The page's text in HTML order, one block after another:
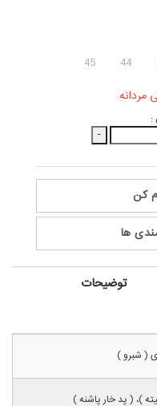
44
45
:
-
کن
ها
توضیحات
( شبرو )